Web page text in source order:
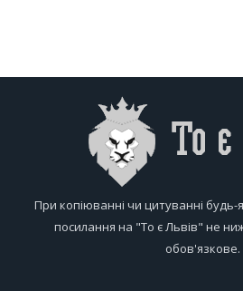
При копіюванні чи цитуванні будь-
посилання на "То є Львів" не
обов'язкове.